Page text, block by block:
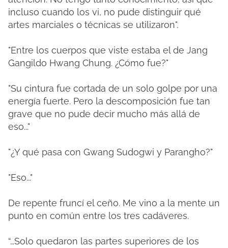
incluso cuando los vi, no pude distinguir qué
artes marciales o técnicas se utilizaron".
"Entre los cuerpos que viste estaba el de Jang
Gangildo Hwang Chung. ¿Cómo fue?"
"Su cintura fue cortada de un solo golpe por una
energía fuerte. Pero la descomposición fue tan
grave que no pude decir mucho más allá de
eso..."
"¿Y qué pasa con Gwang Sudogwi y Parangho?"
"Eso..."
De repente fruncí el ceño. Me vino a la mente un
punto en común entre los tres cadáveres.
“…Solo quedaron las partes superiores de los